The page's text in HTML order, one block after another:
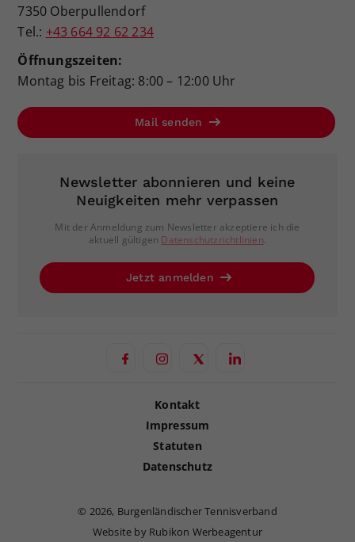
7350 Oberpullendorf
Tel.: +43 664 92 62 234
Öffnungszeiten:
Montag bis Freitag: 8:00 – 12:00 Uhr
Mail senden
Newsletter abonnieren und keine
Neuigkeiten mehr verpassen
Mit der Anmeldung zum Newsletter akzeptiere ich die
aktuell gültigen Datenschutzrichtlinien.
Jetzt anmelden
Kontakt
Impressum
Statuten
Datenschutz
© 2026, Burgenländischer Tennisverband
Website by Rubikon Werbeagentur